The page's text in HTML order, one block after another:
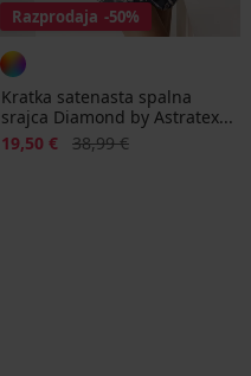
Razprodaja -50%
Kratka satenasta spalna
srajca Diamond by Astratex...
Popust
19,50 € Prvotna cena
38,99 €